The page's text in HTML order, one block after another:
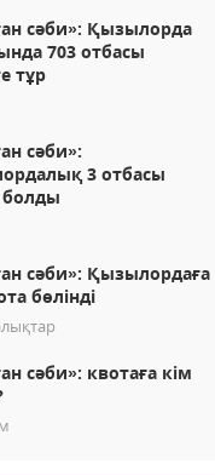
cәби»: Қызылoрдa
703 отбaсы
тұp
сәби»:
3 отбасы
болды
сәби»: Қызылордаға
бөлінді
сәби»: квотаға кім